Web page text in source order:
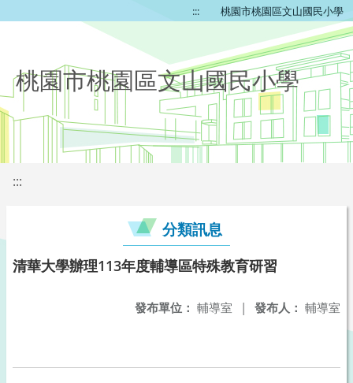
::: 桃園市桃園區文山國民小學
桃園市桃園區文山國民小學
:::
分類訊息
清華大學辦理113年度輔導區特殊教育研習
發布人： 輔導室
發布單位： 輔導室 |